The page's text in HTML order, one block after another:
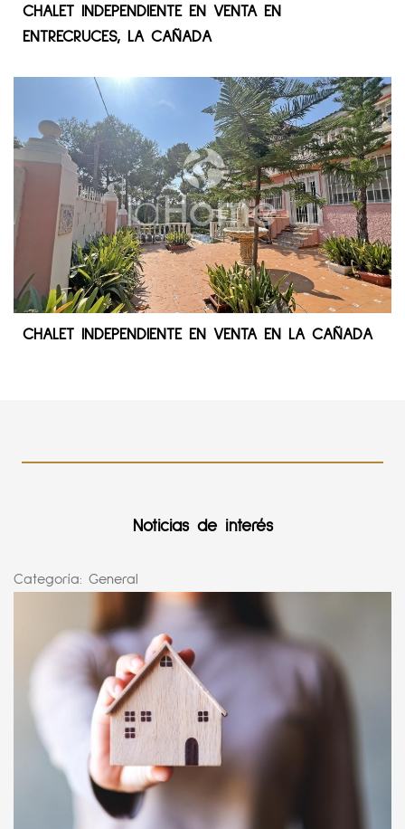
CHALET INDEPENDIENTE EN VENTA EN
ENTRECRUCES, LA CAÑADA
CHALET INDEPENDIENTE EN VENTA EN LA CAÑADA
Noticias de interés
Categoría: General